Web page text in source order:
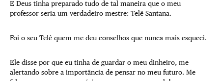
E Deus tinha preparado tudo de tal maneira que o meu
professor seria um verdadeiro mestre: Telê Santana.
Foi o seu Telê quem me deu conselhos que nunca mais esqueci.
Ele disse por que eu tinha de guardar o meu dinheiro, me
alertando sobre a importância de pensar no meu futuro. Me